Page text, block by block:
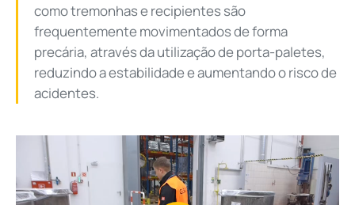
como tremonhas e recipientes são
frequentemente movimentados de forma
precária, através da utilização de porta-paletes,
reduzindo a estabilidade e aumentando o risco de
acidentes.